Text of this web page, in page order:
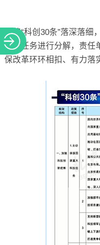
为将“科创30条”落深落细
重大任务进行分解，责任
保改革环环相扣、有力落